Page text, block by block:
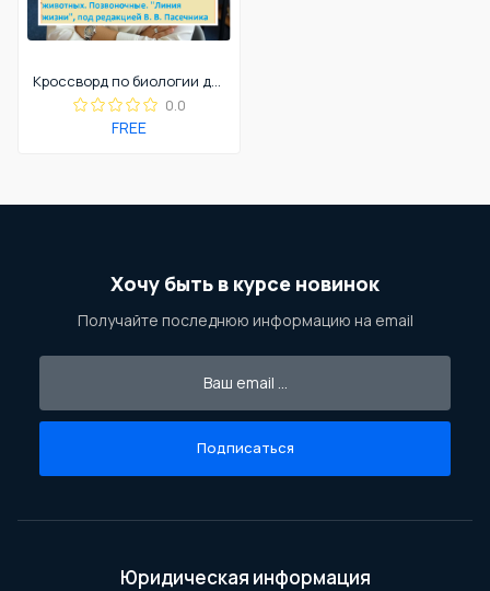
Кроссворд по биологии для 8 класса по главе 5. Систематические группы животных. Позвоночные. "Линия жизни", под редакцией В. В. Пасечника
0.0
FREE
Хочу быть в курсе новинок
Получайте последнюю информацию на email
Подписаться
Юридическая информация